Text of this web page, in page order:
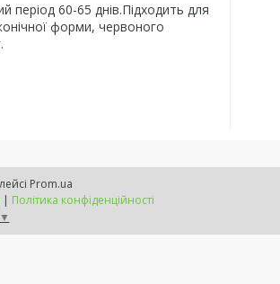
період 60-65 днів.Підходить для
форми, червоного
Prom.ua
| Політика конфіденційності
▼